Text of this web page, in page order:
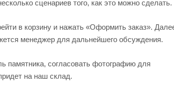
сценариев того, как это можно сделать.
в корзину и нажать «Оформить заказ».
менеджер для дальнейшего обсуждения.
согласовать фотографию для
на наш склад.